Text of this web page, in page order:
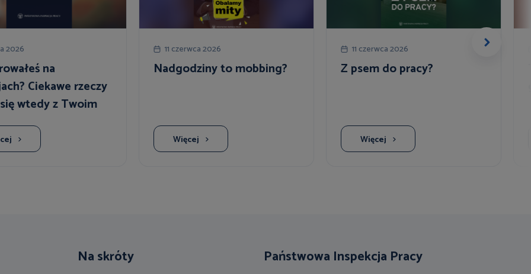
2026
na
Ciekawe rzeczy
wtedy z Twoim
11 czerwca 2026
Nadgodziny to mobbing?
Więcej
11 czerwca 2026
Z psem do pracy?
Więcej
Na skróty Państwowa Inspekcja Pracy